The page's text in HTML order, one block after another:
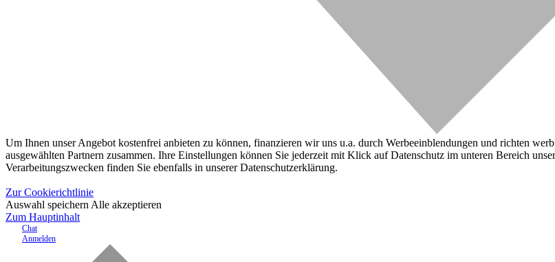
Um Ihnen unser Angebot kostenfrei anbieten zu können, finanzieren wir uns u.a. durch Werbeeinblendungen und richten
ausgewählten Partnern zusammen. Ihre Einstellungen können Sie jederzeit mit Klick auf Datenschutz im unteren Bereich
Verarbeitungszwecken finden Sie ebenfalls in unserer Datenschutzerklärung.
Zur Cookierichtlinie
Auswahl speichern Alle akzeptieren
Zum Hauptinhalt
Chat
Anmelden